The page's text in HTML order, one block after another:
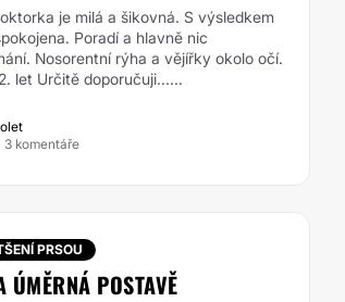
je milá a šikovná. S výsledkem
Poradí a hlavně nic
Nosorentní rýha a vějířky okolo očí.
let Určitě doporučuji......
3 komentáře
PRSOU
ÚMĚRNÁ POSTAVĚ